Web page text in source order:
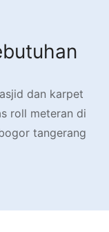
dan karpet
roll meteran di
tangerang